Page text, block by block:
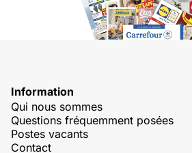
Information
Qui nous sommes
Questions fréquemment posées
Postes vacants
Contact